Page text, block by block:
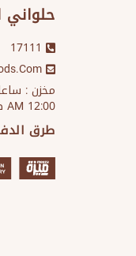
حلواني
17111
12:00 AM طوال ايام الاسبوع
طرق